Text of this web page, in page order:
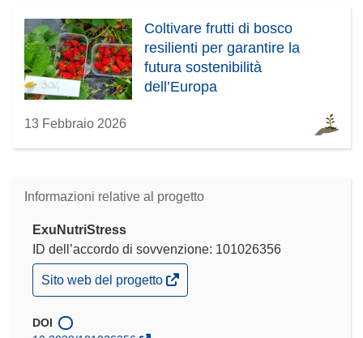
Coltivare frutti di bosco
resilienti per garantire la
futura sostenibilità
dell’Europa
13 Febbraio 2026
Informazioni relative al progetto
ExuNutriStress
ID dell’accordo di sovvenzione: 101026356
(si
apre
una
Sito web del progetto
DOI